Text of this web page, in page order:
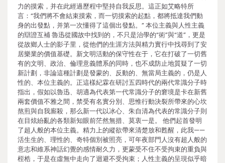
力的摸索，并在此經過歷程中堅持自我反思。這正如艾略特所
言：“我們將不會結束摸索，而一切摸索的起點，都將抵達我們動
身的出發點，并第一次懂得了這個出發點。” 本位主義與人性主義
的辯證互補 魯迅從國故中找到的，不只是治學的“術”與“道”，更是
從故鄉人士的影子里，從他們的生涯方法與精力實行中找尋到了安
居樂業的價值基礎。新文明活動的保守性在于，它在打破了一切舊
有的文明、政治、倫理意義體系的同時，也不成防止地質疑了一切
新計劃，非論這種計劃是發蒙的、反動的、無當局主義的，仍是人
性的、本位主義的。正這樣紀霖在研討五四時代的兩代常識分子時
指出，假如以魯迅、胡適為代表第一代常識分子的窘境是卡在新舊
兩套價值不雅之間，禁受有名實分別、思惟行動決裂所帶來的心坎
熬煎與自我廝殺，那么新一代以冰心、朱自清為代表的常識分子則
在目炫紛亂的各類新知眼前茫然無措、莫衷一是。 他們起首發明
了超人般的本位主義。精力上的縱欲帶來清楚放和甦醒，此我——
活生生的、理性的、奇特個別被照亮，可年夜部門人沒有超人般的
意志和維系神話幻覺的感情耐久力，更蒙受不住不受拘束的重負與
桎梏，于是在虛無中走向了迴避不受拘束；人性主義的呈現似乎暗